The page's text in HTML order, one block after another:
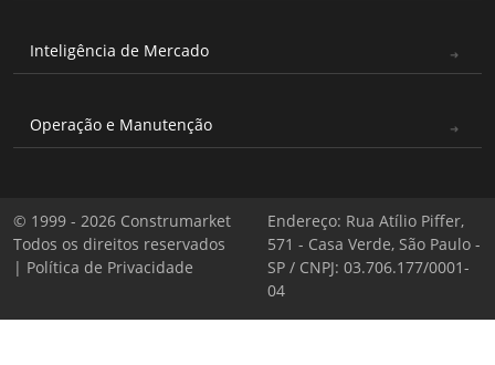
Inteligência de Mercado
Operação e Manutenção
© 1999 - 2026 Construmarket
Todos os direitos reservados
| Política de Privacidade
Endereço: Rua Atílio Piffer,
571 - Casa Verde, São Paulo -
SP / CNPJ: 03.706.177/0001-
04